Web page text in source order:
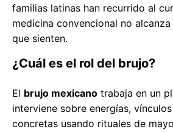
familias latinas han recurrido al
medicina convencional no
que sienten.
¿Cuál es el rol del brujo?
El brujo mexicano trabaja en un
interviene sobre energías,
concretas usando rituales de